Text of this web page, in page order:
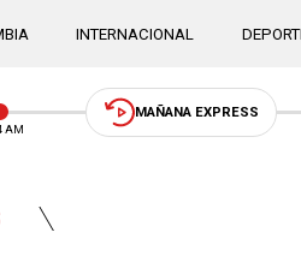
INTERNACIONAL
AM
MAÑANA EXPRESS